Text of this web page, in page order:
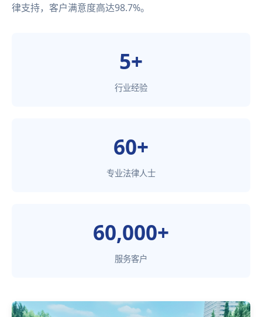
律支持，客户满意度高达98.7%。
5+
行业经验
60+
专业法律人士
60,000+
服务客户